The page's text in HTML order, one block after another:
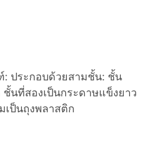
ประกอบด้วยสามชั้น: ชั้น
นที่สองเป็นกระดาษแข็งยาว
เป็นถุงพลาสติก